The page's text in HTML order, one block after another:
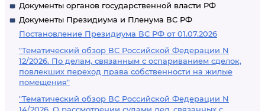
Документы органов государственной власти РФ
Документы Президиума и Пленума ВС РФ
Постановление Президиума ВС РФ от 01.07.2026
"Тематический обзор ВС Российской Федерации N
12/2026. По делам, связанным с оспариванием сделок,
повлекших переход права собственности на жилые
помещения"
"Тематический обзор ВС Российской Федерации N